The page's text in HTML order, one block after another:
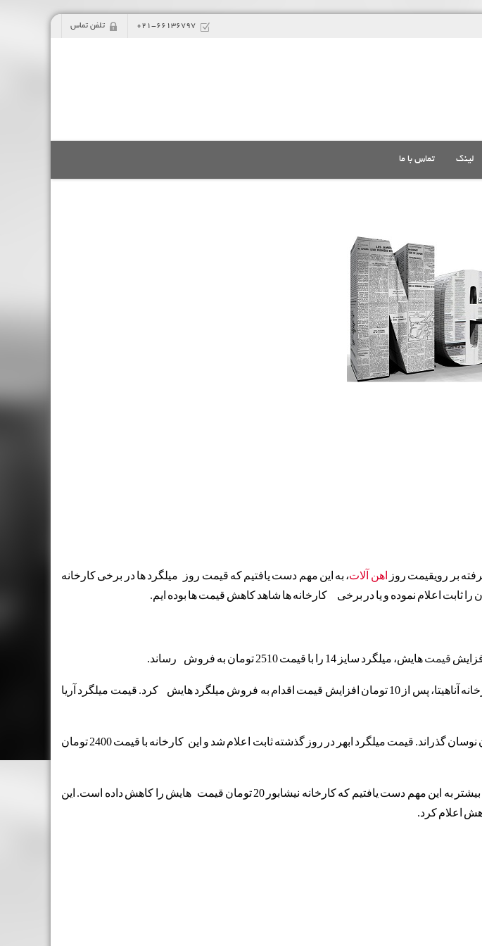
021-66136797 تلفن تماس
لینک تماس با ما
بر رویقیمت روز اهن آلات، به این مهم دست یافتیم که قیمت روز میلگرد ها در برخی کارخانه
ثابت اعلام نموده و یا در برخی کارخانه ها شاهد کاهش قیمت ها بوده ایم.
قیمتهایش، میلگرد سایز 14 را با قیمت 2510 تومان به فروش رساند.
کارخانه میلگرد اریا ذوب در روز گذشته روند صعودی را تجربه نمود. این کارخانه هم همانند کارخانه آناهیتا، پس از 10 تومان افزایش قیمت اقدام به فروش میلگرد هایش کرد. قیمت میلگرد آریا
در سمتی دیگر شاهد ثبات قیمت میلگرد ها نیز بوده ایم. کارخانه میلگرد ابهر روز گذشته را بدون نوسان گذراند. قیمت میلگرد ابهر در روز گذشته ثابت اعلام شد و این کارخانه با قیمت 2400 تومان
اهن آلات بودیم، با بررسی های بیشتر به این مهم دست یافتیم که کارخانه نیشابور 20 تومان قیمت هایش را کاهش داده است. این
اعلام کرد.